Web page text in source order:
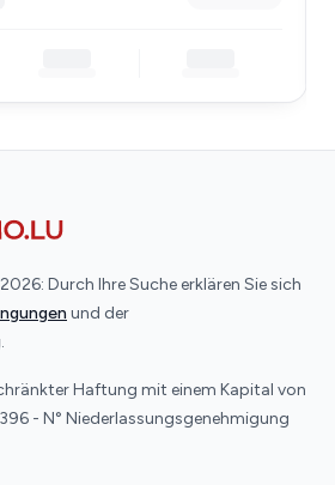
Durch Ihre Suche erklären Sie sich
und der
.
Haftung mit einem Kapital von
- N° Niederlassungsgenehmigung